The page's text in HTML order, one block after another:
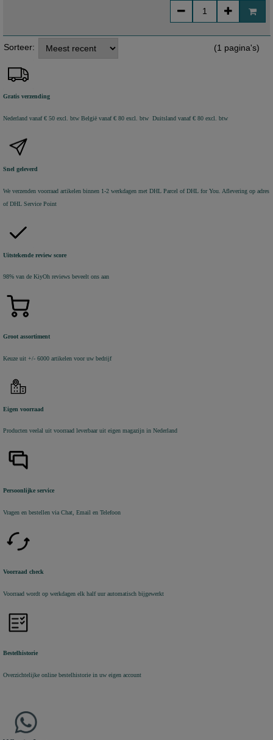
Sorteer: (1 pagina's)
Gratis verzending
Nederland vanaf € 50 excl. btwBelgië vanaf € 80 excl. btw Duitsland vanaf € 80 excl. btw
Snel geleverd
We verzenden voorraad artikelen binnen 1-2 werkdagen met DHL Parcel of DHL for You. Aflevering op adres
of DHL Service Point
Uitstekende review score
98% van de KiyOh reviews beveelt ons aan
Groot assortiment
Keuze uit +/- 6000 artikelen voor uw bedrijf
Eigen voorraad
Producten veelal uit voorraad leverbaar uit eigen magazijn in Nederland
Persoonlijke service
Vragen en bestellen via Chat, Email en Telefoon
Voorraad check
Voorraad wordt op werkdagen elk half uur automatisch bijgewerkt
Bestelhistorie
Overzichtelijke online bestelhistorie in uw eigen account